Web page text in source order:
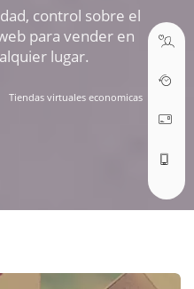
control sobre el
para vender en
lugar.
Tiendas virtuales economicas
ABRIR TICKET